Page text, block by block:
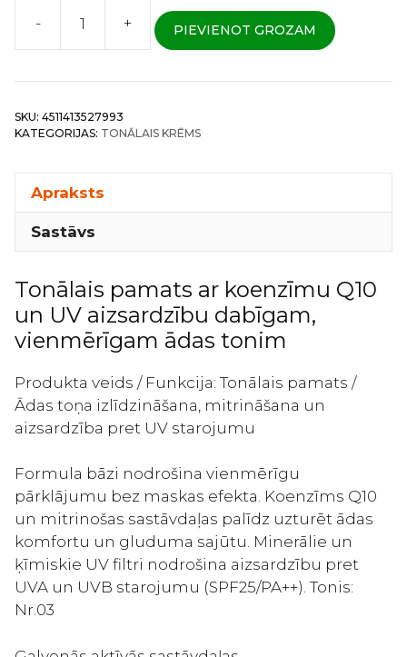
-
DHC
Q10
Luminist
Mitrinošais
(№03)
+ PIEVIENOT GROZAM
SKU: 4511413527993
KATEGORIJAS: TONĀLAIS KRĒMS
Apraksts
Sastāvs
Tonālais pamats ar koenzīmu Q10
un UV aizsardzību dabīgam,
vienmērīgam ādas tonim
Produkta veids / Funkcija: Tonālais pamats /
Ādas toņa izlīdzināšana, mitrināšana un
aizsardzība pret UV starojumu
Formula bāzi nodrošina vienmērīgu
pārklājumu bez maskas efekta. Koenzīms Q10
un mitrinošas sastāvdaļas palīdz uzturēt ādas
komfortu un gluduma sajūtu. Minerālie un
ķīmiskie UV filtri nodrošina aizsardzību pret
UVA un UVB starojumu (SPF25/PA++). Tonis:
Nr.03